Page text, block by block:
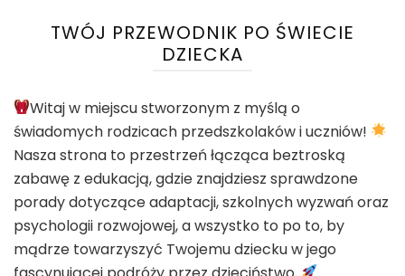
TWÓJ PRZEWODNIK PO ŚWIECIE
DZIECKA
Witaj w miejscu stworzonym z myślą o
świadomych rodzicach przedszkolaków i uczniów!
Nasza strona to przestrzeń łącząca beztroską
zabawę z edukacją, gdzie znajdziesz sprawdzone
porady dotyczące adaptacji, szkolnych wyzwań oraz
psychologii rozwojowej, a wszystko to po to, by
mądrze towarzyszyć Twojemu dziecku w jego